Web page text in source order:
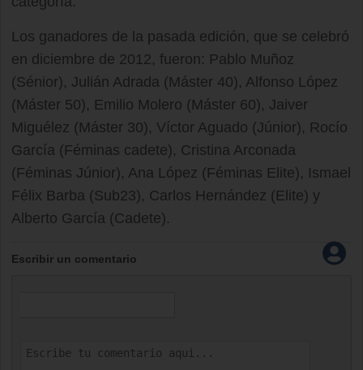
Los ganadores de la pasada edición, que se celebró
en diciembre de 2012, fueron: Pablo Muñoz
(Sénior), Julián Adrada (Máster 40), Alfonso López
(Máster 50), Emilio Molero (Máster 60), Jaiver
Miguélez (Máster 30), Víctor Aguado (Júnior), Rocío
García (Féminas cadete), Cristina Arconada
(Féminas Júnior), Ana López (Féminas Elite), Ismael
Félix Barba (Sub23), Carlos Hernández (Elite) y
Alberto García (Cadete).
Escribir un comentario